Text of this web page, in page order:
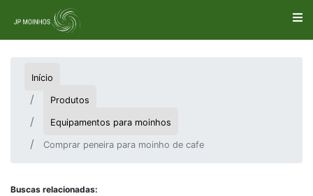
Início
Produtos
Equipamentos para moinhos
Comprar peneira para moinho de cafe
Buscas relacionadas: